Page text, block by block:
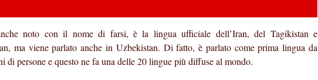
noto con il nome di farsi, è la lingua ufficiale dell’Iran, del Tagikistan e
ma viene parlato anche in Uzbekistan. Di fatto, è parlato come prima lingua da
di persone e questo ne fa una delle 20 lingue più diffuse al mondo.